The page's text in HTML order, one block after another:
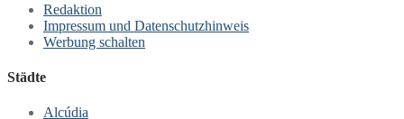
Redaktion
Impressum und Datenschutzhinweis
Werbung schalten
Städte
Alcúdia